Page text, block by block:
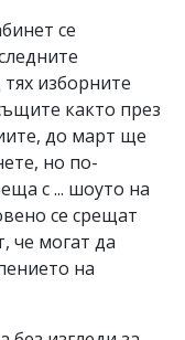
се
изборните
както през
до март ще
но по-
с ... шоуто на
се срещат
че могат да
на